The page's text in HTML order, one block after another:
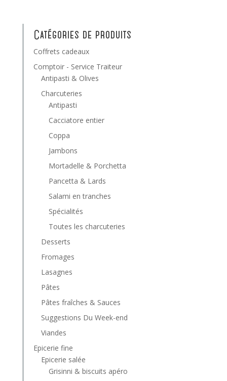
Catégories de produits
Coffrets cadeaux
Comptoir - Service Traiteur
Antipasti & Olives
Charcuteries
Antipasti
Cacciatore entier
Coppa
Jambons
Mortadelle & Porchetta
Pancetta & Lards
Salami en tranches
Spécialités
Toutes les charcuteries
Desserts
Fromages
Lasagnes
Pâtes
Pâtes fraîches & Sauces
Suggestions Du Week-end
Viandes
Epicerie fine
Epicerie salée
Grisinni & biscuits apéro